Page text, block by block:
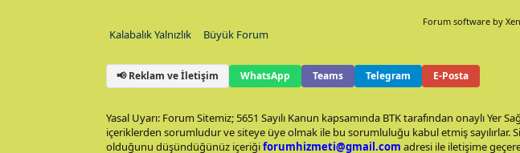
Forum software by
Kalabalık Yalnızlık Büyük Forum
📢 Reklam ve İletişim WhatsApp Teams Telegram E-Posta
Yasal Uyarı: Forum Sitemiz; 5651 Sayılı Kanun kapsamında BTK tarafından onaylı
içeriklerden sorumludur ve siteye üye olmak ile bu sorumluluğu kabul etmiş sayılırlar.
olduğunu düşündüğünüz içeriğiforumhizmeti@gmail.com adresi ile iletişime